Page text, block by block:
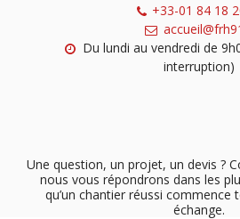
+33-01 84 18
Du lundi au vendredi de
interruption)
Une question, un projet, un devis ?
nous vous répondrons dans les
qu’un chantier réussi commence
échange.